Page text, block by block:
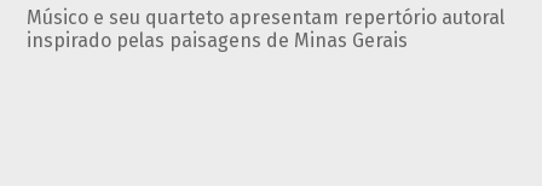
Músico e seu quarteto apresentam repertório autoral
inspirado pelas paisagens de Minas Gerais